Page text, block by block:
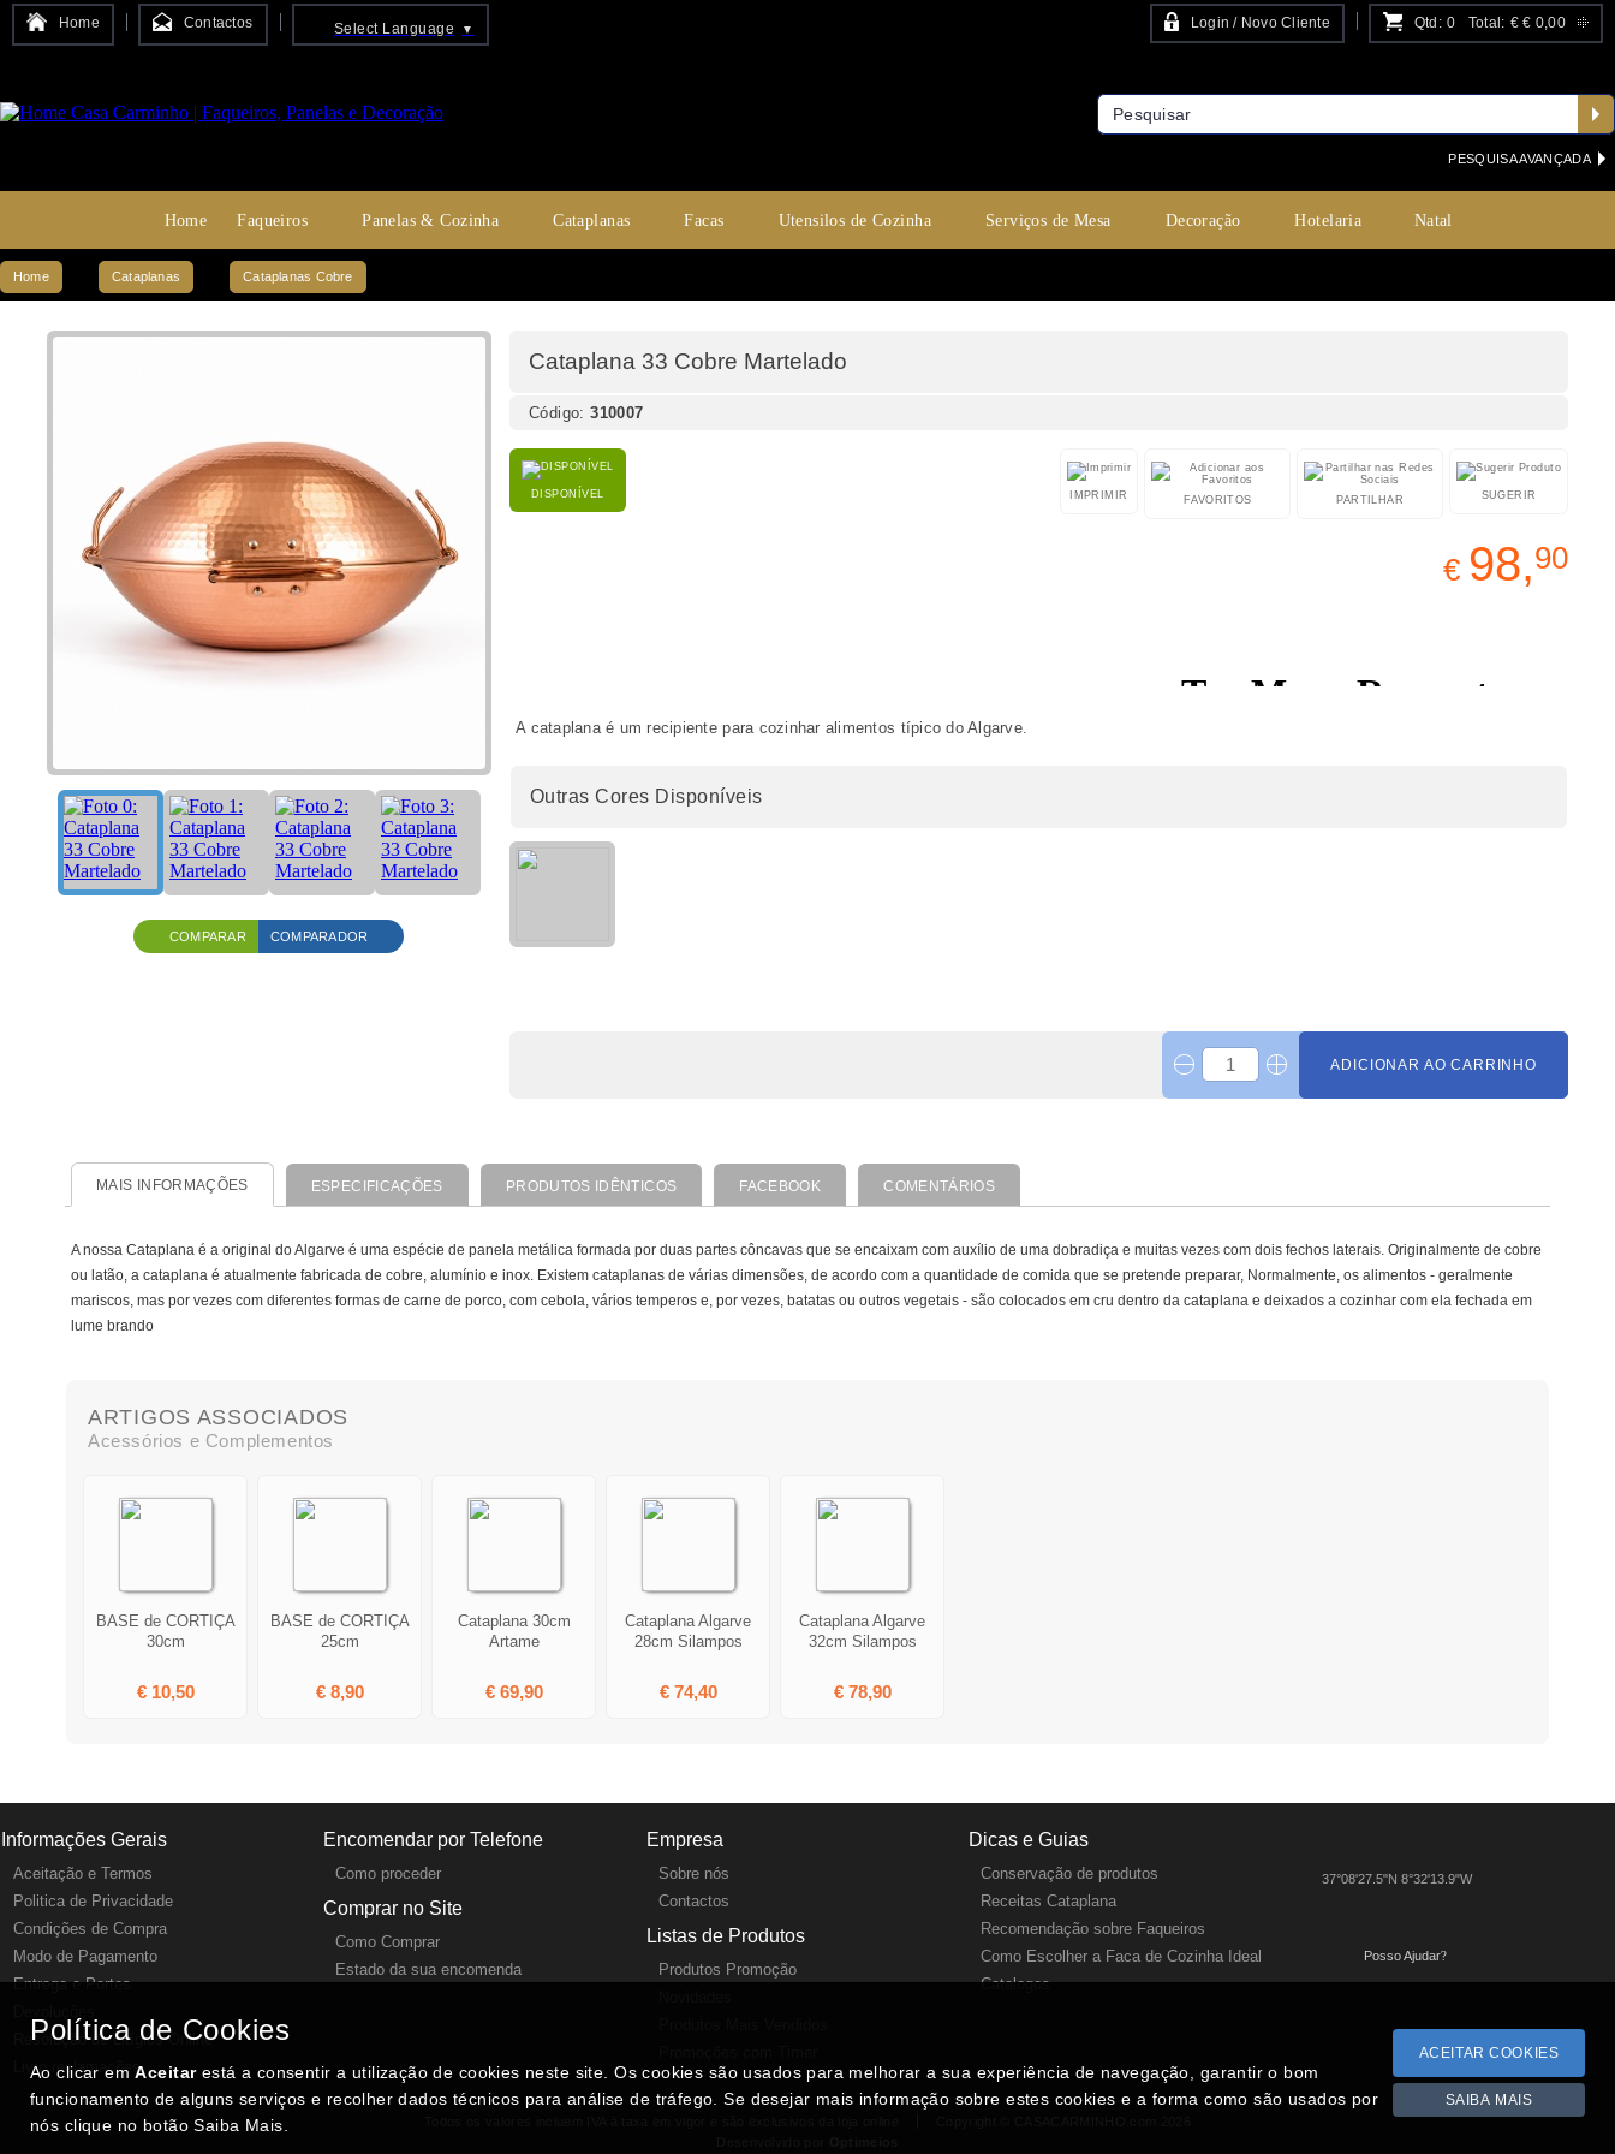
Home Contactos Select Language ▼ Login / Novo Cliente Qtd: 0 Total: €€ 0,00
PESQUISA AVANÇADA
Home Faqueiros Panelas & Cozinha Cataplanas Facas Utensilos de Cozinha Serviços de Mesa Decoração Hotelaria Natal
Home Cataplanas Cataplanas Cobre
COMPARAR COMPARADOR
Cataplana 33 Cobre Martelado
Código:310007
DISPONÍVEL SUGERIR
PARTILHAR
FAVORITOS
IMPRIMIR
€ 98,90
A cataplana é um recipiente para cozinhar alimentos típico do Algarve.
Outras Cores Disponíveis
ADICIONAR AO CARRINHO
MAIS INFORMAÇÕES ESPECIFICAÇÕES PRODUTOS IDÊNTICOS FACEBOOK COMENTÁRIOS
A nossa Cataplana é a original do Algarve é uma espécie de panela metálica formada por duas partes côncavas que se encaixam com auxílio de uma dobradiça e muitas vezes com dois fechos laterais. Originalmente de cobre
ou latão, a cataplana é atualmente fabricada de cobre, alumínio e inox. Existem cataplanas de várias dimensões, de acordo com a quantidade de comida que se pretende preparar, Normalmente, os alimentos - geralmente
mariscos, mas por vezes com diferentes formas de carne de porco, com cebola, vários temperos e, por vezes, batatas ou outros vegetais - são colocados em cru dentro da cataplana e deixados a cozinhar com ela fechada em
lume brando
ARTIGOS ASSOCIADOS
Acessórios e Complementos
BASE de CORTIÇA
30cm
€ 10,50
BASE de CORTIÇA
25cm
€ 8,90
Cataplana 30cm
Artame
€ 69,90
Cataplana Algarve
28cm Silampos
€ 74,40
Cataplana Algarve
32cm Silampos
€ 78,90
Informações Gerais
Aceitação e Termos
Politica de Privacidade
Condições de Compra
Modo de Pagamento
Entrega e Portes
Resolução de Litígios Online
Livro reclamações
Encomendar por Telefone
Como proceder
Comprar no Site
Como Comprar
Estado da sua encomenda
Empresa
Sobre nós
Contactos
Listas de Produtos
Produtos Promoção
Dicas e Guias
Conservação de produtos
Receitas Cataplana
Recomendação sobre Faqueiros
Como Escolher a Faca de Cozinha Ideal
Catalogos
37°08'27.5"N 8°32'13.9"W
Posso Ajudar?
Política de Cookies
Ao clicar emAceitarestá a consentir a utilização de cookies neste site. Os cookies são usados para melhorar a sua experiência de navegação, garantir o bom
funcionamento de alguns serviços e recolher dados técnicos para análise de tráfego. Se desejar mais informação sobre estes cookies e a forma como são usados por
nós clique no botão Saiba Mais.
ACEITAR COOKIES
SAIBA MAIS